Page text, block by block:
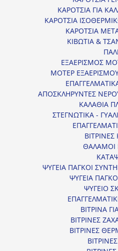
ΚΑΡΟΤΣΙΑ ΓΙΑ
ΚΑΡΟΤΣΙΑ
ΚΑΡΟΤΣΙΑ
ΚΙΒΩΤΙΑ &
ΕΞΑΕΡΙΣΜΟΣ
ΜΟΤΕΡ
ΑΠΟΣΚΛΗΡΥΝΤΕΣ
ΚΑΛΑΘΙΑ
ΣΤΕΓΝΩΤΙΚΑ -
ΘΑΛΑΜΟΙ
ΨΥΓΕΙΑ ΠΑΓΚΟΙ
ΨΥΓΕΙΑ
ΨΥΓΕΙΟ
ΒΙΤΡΙΝΑ
ΒΙΤΡΙΝΕΣ
ΒΙΤΡΙΝΕΣ